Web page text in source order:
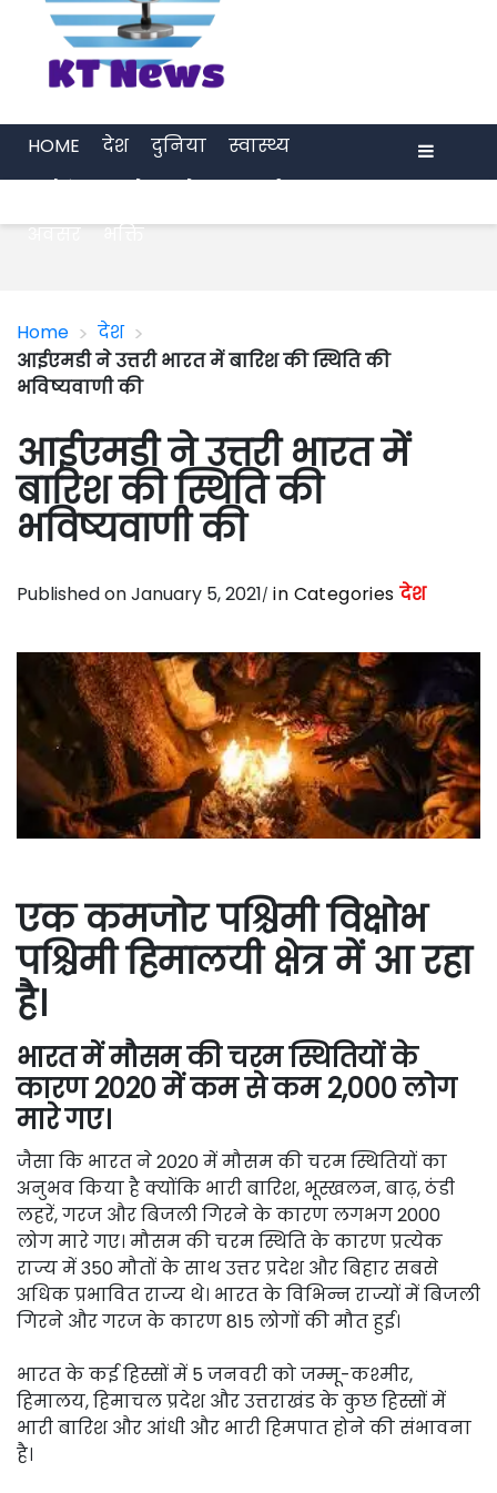
HOME देश दुनिया
स्वास्थ्य
अवसर
भक्ति
Home > देश >
आईएमडी ने उत्तरी भारत में बारिश की स्थिति की
भविष्यवाणी की
आईएमडी ने उत्तरी भारत में
बारिश की स्थिति की
भविष्यवाणी की
Published on January 5, 2021 in Categories देश
एक कमजोर पश्चिमी विक्षोभ
पश्चिमी हिमालयी क्षेत्र में आ रहा
है।
भारत में मौसम की चरम स्थितियों के
कारण 2020 में कम से कम 2,000 लोग
मारे गए।
जैसा कि भारत ने 2020 में मौसम की चरम स्थितियों का
अनुभव किया है क्योंकि भारी बारिश, भूस्खलन, बाढ़, ठंडी
लहरें, गरज और बिजली गिरने के कारण लगभग 2000
लोग मारे गए। मौसम की चरम स्थिति के कारण प्रत्येक
राज्य में 350 मौतों के साथ उत्तर प्रदेश और बिहार सबसे
अधिक प्रभावित राज्य थे। भारत के विभिन्न राज्यों में बिजली
गिरने और गरज के कारण 815 लोगों की मौत हुई।
भारत के कई हिस्सों में 5 जनवरी को जम्मू-कश्मीर,
हिमालय, हिमाचल प्रदेश और उत्तराखंड के कुछ हिस्सों में
भारी बारिश और आंधी और भारी हिमपात होने की संभावना
है।